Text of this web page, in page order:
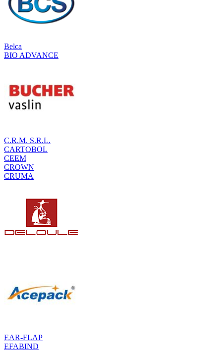
Belca
BIO ADVANCE
C.R.M. S.R.L.
CARTOBOL
CEEM
CROWN
CRUMA
EAR-FLAP
EFABIND